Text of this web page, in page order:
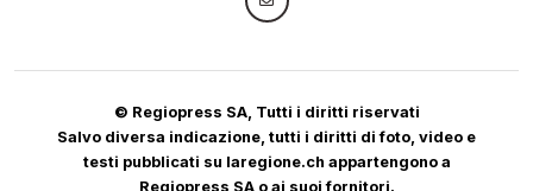
© Regiopress SA, Tutti i diritti riservati
Salvo diversa indicazione, tutti i diritti di foto, video e
testi pubblicati su laregione.ch appartengono a
Regiopress SA o ai suoi fornitori.